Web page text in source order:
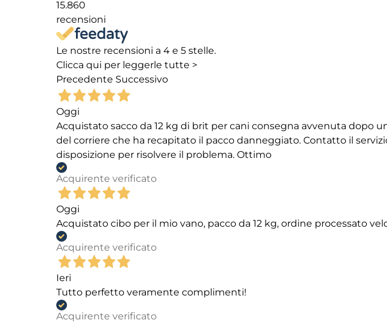
15.860
recensioni
Le nostre recensioni a 4 e 5 stelle.
Clicca qui per leggerle tutte >
Precedente Successivo
Oggi
Acquistato sacco da 12 kg di brit per cani consegna avvenuta dopo
del corriere che ha recapitato il pacco danneggiato. Contatto il
disposizione per risolvere il problema. Ottimo
Acquirente verificato
Oggi
Acquistato cibo per il mio vano, pacco da 12 kg, ordine processato
Acquirente verificato
Ieri
Tutto perfetto veramente complimenti!
Acquirente verificato